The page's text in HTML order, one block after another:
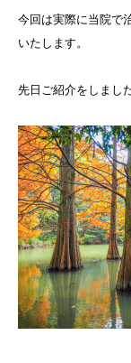
今回は実際に当院で
いたします。
先日ご紹介をしまし